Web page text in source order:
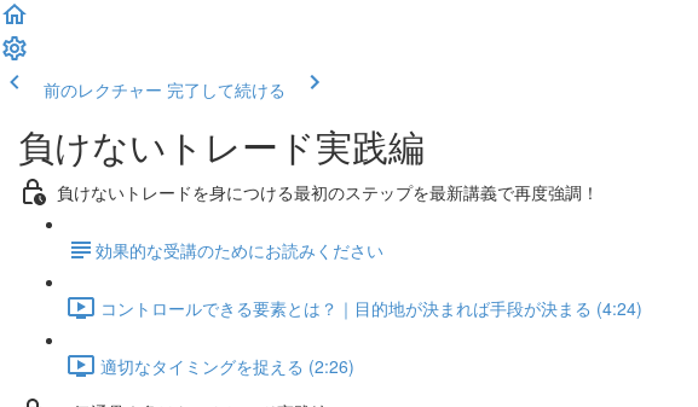
前のレクチャー 完了して続ける
負けないトレード実践編
負けないトレードを身につける最初のステップを最新講義で再度強調！
​効果的な受講のためにお読みください
コントロールできる要素とは？｜目的地が決まれば手段が決まる (4:24)
適切なタイミングを捉える (2:26)